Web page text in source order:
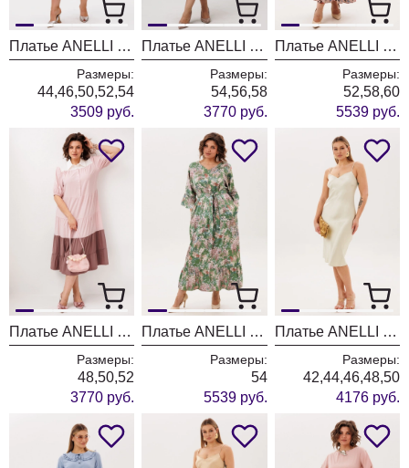
Платье ANELLI LAUREL 1700 белоснежка
Размеры:
44,46,50,52,54
3509 руб.
Платье ANELLI LAUREL 1635 чернослив
Размеры:
54,56,58
3770 руб.
Платье ANELLI LAUREL 1822 листья и ягоды
Размеры:
52,58,60
5539 руб.
Платье ANELLI LAUREL 1847 черничное мороженое
Размеры:
48,50,52
3770 руб.
Платье ANELLI LAUREL 1822 акация в саду
Размеры:
54
5539 руб.
Платье ANELLI LAUREL 1823 жемчужный нектар
Размеры:
42,44,46,48,50
4176 руб.